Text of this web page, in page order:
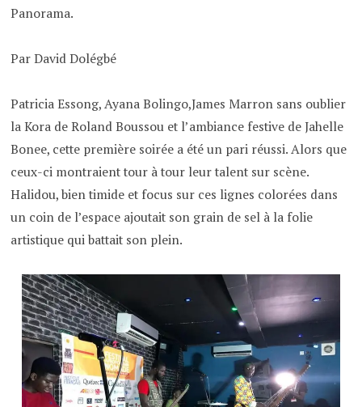
Panorama.
Par David Dolégbé
Patricia Essong, Ayana Bolingo,James Marron sans oublier
la Kora de Roland Boussou et l’ambiance festive de Jahelle
Bonee, cette première soirée a été un pari réussi. Alors que
ceux-ci montraient tour à tour leur talent sur scène.
Halidou, bien timide et focus sur ces lignes colorées dans
un coin de l’espace ajoutait son grain de sel à la folie
artistique qui battait son plein.